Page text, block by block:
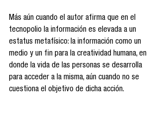
Más aún cuando el autor afirma que en el
tecnopolio la información es elevada a un
estatus metafísico: la información como un
medio y un fin para la creatividad humana, en
donde la vida de las personas se desarrolla
para acceder a la misma, aún cuando no se
cuestiona el objetivo de dicha acción.